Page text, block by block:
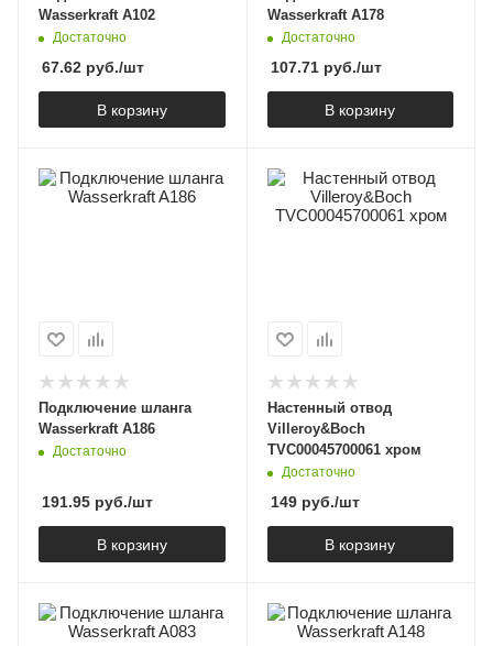
Wasserkraft A102
Достаточно
67.62 руб./шт
В корзину
Wasserkraft A178
Достаточно
107.71руб./шт
В корзину
Подключение шланга
Wasserkraft A186
Достаточно
191.95 руб./шт
В корзину
Настенный отвод
Villeroy&Boch
TVC00045700061 хром
Достаточно
149руб./шт
В корзину